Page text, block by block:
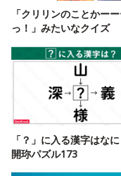
「クリリンのことかー
っ！」みたいなクイズ
「？」に入る漢字はな
開珎パズル173